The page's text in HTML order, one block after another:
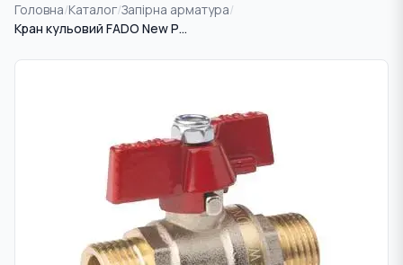
Головна/Каталог/Запірна арматура/
Кран кульовий FADO New PN40 15 1/2" ЗЗ